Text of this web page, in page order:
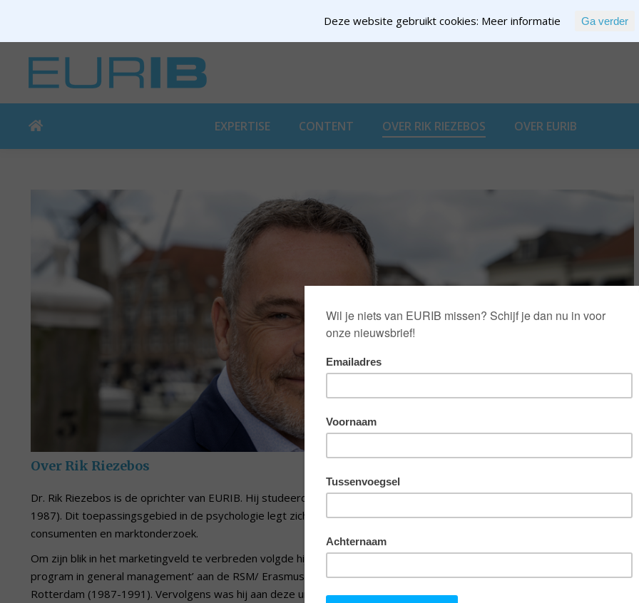
EXPERTISE CONTENT OVER RIK RIEZEBOS OVER EURIB
Over Rik Riezebos
Dr. Rik Riezebos is de oprichter van EURIB. Hij studeerde economische psychologie aan de Universiteit van Tilburg (1983-
1987). Dit toepassingsgebied in de psychologie legt zich toe op het keuzegedrag van consumenten, het beïnvloeden van
consumenten en marktonderzoek.
Om zijn blik in het marketingveld te verbreden volgde hij daarna het ‘Phd.
program in general management’ aan de RSM/ Erasmus Universiteit
Rotterdam (1987-1991). Vervolgens was hij aan deze universiteit
Deze website gebruikt cookies: Meer informatie Ga verder
EXPERTISE